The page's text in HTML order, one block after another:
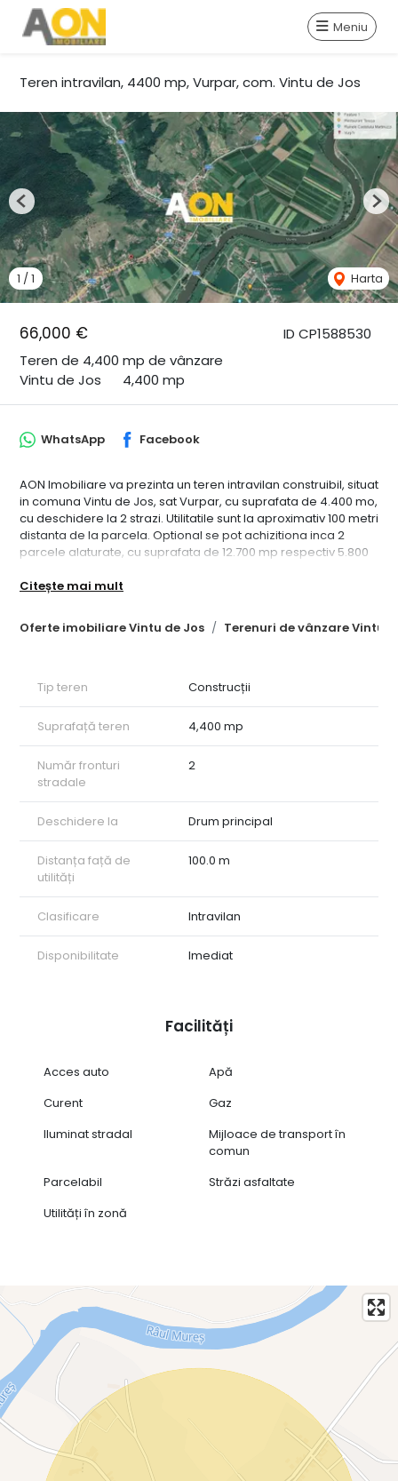
Meniu
Teren intravilan, 4400 mp, Vurpar, com. Vintu de Jos
ID CP1588530
66,000 €
Teren de 4,400 mp de vânzare
Vintu de Jos
4,400 mp
1 /1 Harta
Previous
Oferte imobiliare Vintu de Jos Terenuri de vânzare Vintu
WhatsApp Facebook
AON Imobiliare va prezinta un teren intravilan construibil, situat
in comuna Vintu de Jos, sat Vurpar, cu suprafata de 4.400 mo,
cu deschidere la 2 strazi. Utilitatile sunt la aproximativ 100 metri
distanta de la parcela. Optional se pot achizitiona inca 2
parcele alaturate, cu suprafata de 12.700 mp respectiv 5.800
CP1588530
Citește mai mult
Tip teren Construcții
Suprafață teren 4,400 mp
Număr fronturi
stradale
2
Deschidere la Drum principal
Distanța față de
utilități
100.0 m
Clasificare Intravilan
Disponibilitate Imediat
Facilități
Acces auto
Apă
Curent
Gaz
Iluminat stradal
Mijloace de transport în
comun
Parcelabil
Străzi asfaltate
Utilități în zonă